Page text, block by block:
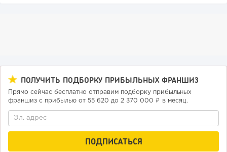
ПОЛУЧИТЬ ПОДБОРКУ ПРИБЫЛЬНЫХ ФРАНШИЗ
Прямо сейчас бесплатно отправим подборку прибыльных
франшиз с прибылью от 55 620 до 2 370 000 ₽ в месяц.